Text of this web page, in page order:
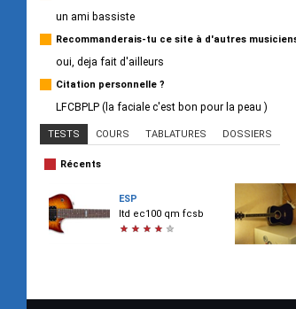
un ami bassiste
Recommanderais-tu ce site à d'autres
oui, deja fait d'ailleurs
Citation personnelle ?
LFCBPLP (la faciale c'est bon pour la peau )
TESTS COURS TABLATURES DOSSIERS
Récents
ESP
ltd ec100 qm fcsb
★ ★ ★ ★ ★